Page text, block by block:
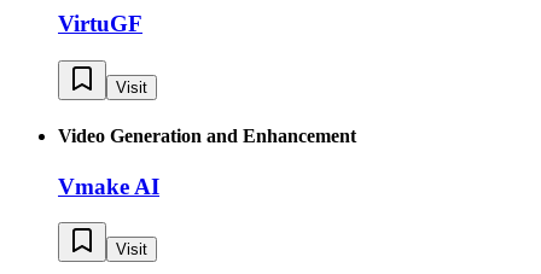
VirtuGF
Visit
Video Generation and Enhancement
Vmake AI
Visit